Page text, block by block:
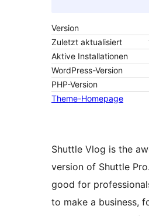
Version
Zuletzt aktualisiert
Aktive Installationen
WordPress-Version
PHP-Version
Theme-Homepage
Shuttle Vlog is the
version of Shuttle
good for
to make a business,